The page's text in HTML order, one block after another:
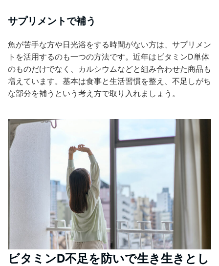
サプリメントで補う
魚が苦手な方や日光浴をする時間がない方は、サプリメン
トを活用するのも一つの方法です。近年はビタミンD単体
のものだけでなく、カルシウムなどと組み合わせた商品も
増えています。基本は食事と生活習慣を整え、不足しがち
な部分を補うという考え方で取り入れましょう。
ビタミンD不足を防いで生き生きとし